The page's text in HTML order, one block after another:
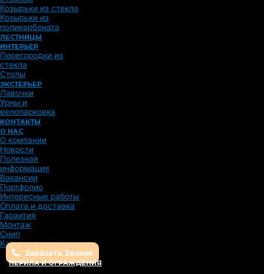
Козырьки из стекла
Козырьки из
поликарбоната
ЛЕСТНИЦЫ
ИНТЕРЬЕР
Перегородки из
стекла
Столы
ЭКСТЕРЬЕР
Лавочки
Урны и
велопарковка
КОНТАКТЫ
О НАС
О компании
Новости
Полезная
информация
Вакансии
Портфолио
Интересные работы
Оплата и доставка
Гарантия
Монтаж
Снип
Каталог продукции
Заказать Звонок
ПЕРИЛА И ОГРАЖДЕНИЯ